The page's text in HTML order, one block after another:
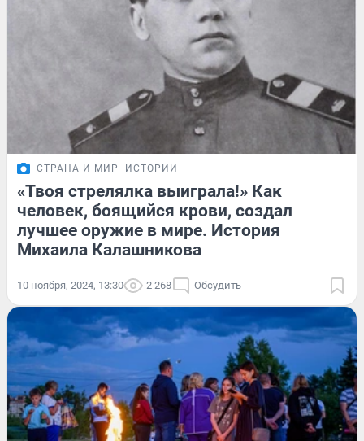
СТРАНА И МИР ИСТОРИИ
«Твоя стрелялка выиграла!» Как
человек, боящийся крови, создал
лучшее оружие в мире. История
Михаила Калашникова
10 ноября, 2024, 13:30 2 268 Обсудить